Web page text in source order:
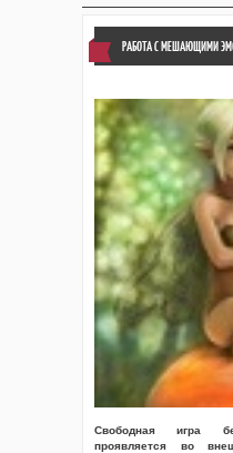
РАБОТА С МЕШАЮЩИМИ
Свободная игра
проявляется во